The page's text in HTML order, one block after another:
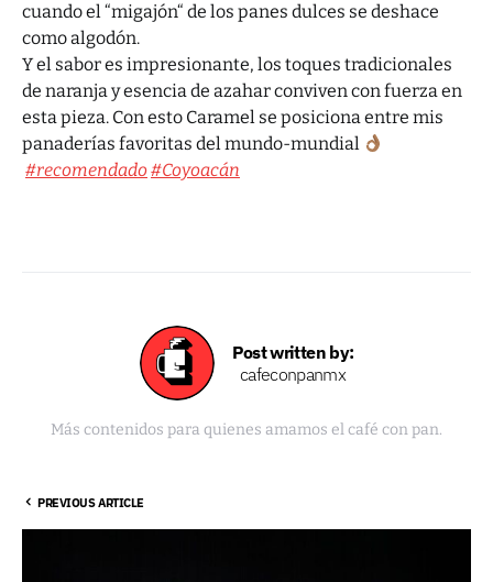
cuando el “migajón“ de los panes dulces se deshace
como algodón.
Y el sabor es impresionante, los toques tradicionales
de naranja y esencia de azahar conviven con fuerza en
esta pieza. Con esto Caramel se posiciona entre mis
panaderías favoritas del mundo-mundial
#recomendado#Coyoacán
Post written by:
cafeconpanmx
Más contenidos para quienes amamos el café con pan.
PREVIOUS ARTICLE